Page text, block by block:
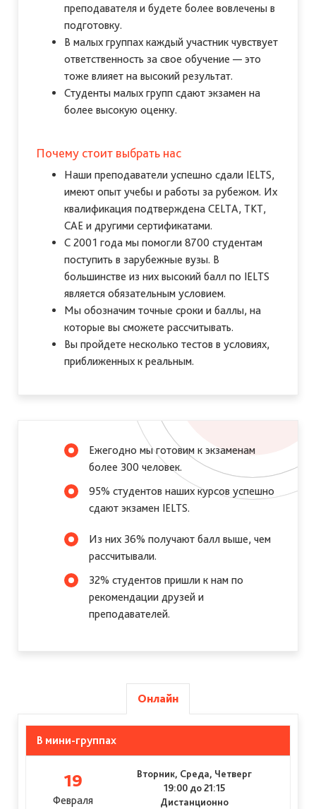
преподавателя и будете более вовлечены в
подготовку.
В малых группах каждый участник чувствует
ответственность за свое обучение — это
тоже влияет на высокий результат.
Студенты малых групп сдают экзамен на
более высокую оценку.
Почему стоит выбрать нас
Наши преподаватели успешно сдали IELTS,
имеют опыт учебы и работы за рубежом. Их
квалификация подтверждена CELTA, TKT,
CAE и другими сертификатами.
С 2001 года мы помогли 8700 студентам
поступить в зарубежные вузы. В
большинстве из них высокий балл по IELTS
является обязательным условием.
Мы обозначим точные сроки и баллы, на
которые вы сможете рассчитывать.
Вы пройдете несколько тестов в условиях,
приближенных к реальным.
Ежегодно мы готовим к экзаменам
более 300 человек.
95% студентов наших курсов успешно
сдают экзамен IELTS.
Из них 36% получают балл выше, чем
рассчитывали.
32% студентов пришли к нам по
рекомендации друзей и
преподавателей.
Онлайн
В мини-группах
19
Февраля
Вторник, Среда, Четверг
19:00 до 21:15
Дистанционно